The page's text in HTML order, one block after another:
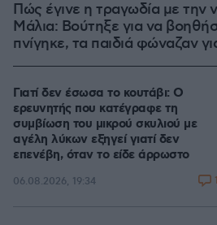
Πώς έγινε η τραγωδία με την
Μάλια: Βούτηξε για να
πνίγηκε, τα παιδιά φώναζαν
Γιατί δεν έσωσα το κουτάβι: Ο
ερευνητής που κατέγραφε τη
συμβίωση του μικρού σκυλιού με
αγέλη λύκων εξηγεί γιατί δεν
επενέβη, όταν το είδε άρρωστο
06.08.2026, 19:34